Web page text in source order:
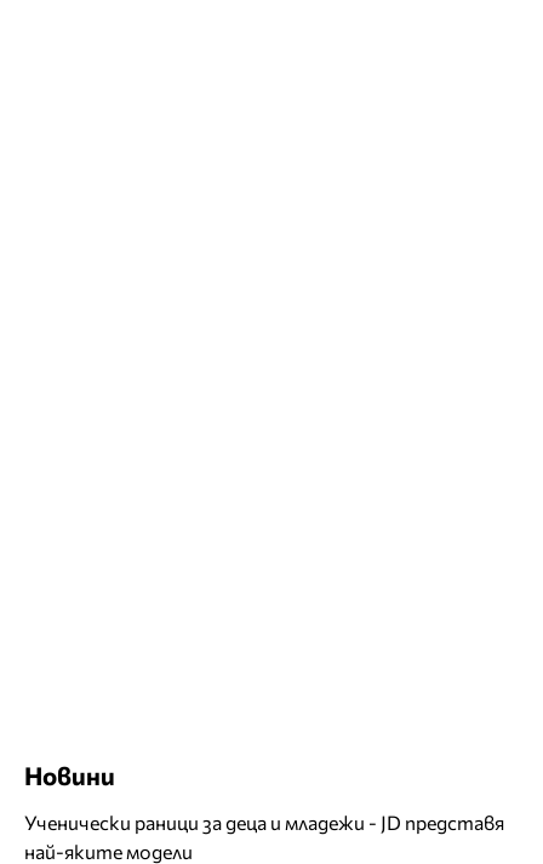
Новини
Ученически раници за деца и младежи - JD представя
най-яките модели